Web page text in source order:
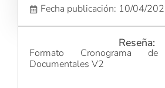
Fecha publicación: 10/04/
Reseña:
Formato Cronograma de
Documentales V2